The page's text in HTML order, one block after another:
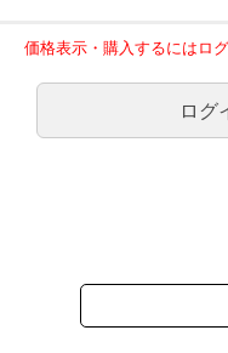
ご了承のほどよろしくお願
弊社都合でお届けが２回以
のみで新たな送料は発生し
大型商品送料が必要な商品
負担頂きます。
受けます。
価格表示・購入するにはロ
ログ